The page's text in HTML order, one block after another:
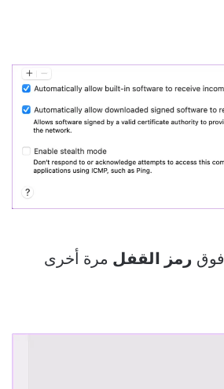
فوق رمز القفل مرة أخرى